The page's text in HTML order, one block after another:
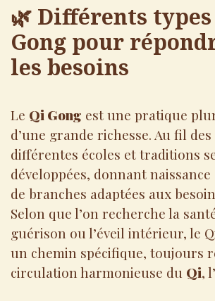
🌿 Différents
Gong pour
les besoins
Le Qi Gong est une pratique
d’une grande richesse. Au fil des
différentes écoles et traditions
développées, donnant
de branches adaptées aux
Selon que l’on recherche la
guérison ou l’éveil intérieur, le
un chemin spécifique, toujours
circulation harmonieuse du Qi,